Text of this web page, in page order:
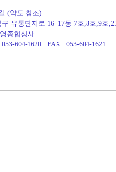
(약도 참조)
유통단지로 16 17동 7호,8호,9호
합상사
053-604-1620 FAX : 053-604-1621